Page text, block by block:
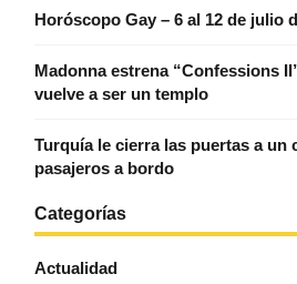
Horóscopo Gay – 6 al 12 de julio
Madonna estrena “Confessions
vuelve a ser un templo
Turquía le cierra las puertas a un
pasajeros a bordo
Categorías
Actualidad